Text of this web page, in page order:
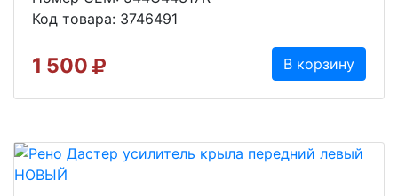
Код товара: 3746491
1 500 В корзину